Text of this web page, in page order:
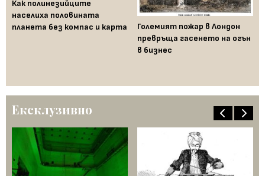
Как полинезийците
населиха половината
планета без компас и карта
Големият пожар в Лондон
превръща гасенето на огън
в бизнес
Ексклузивно